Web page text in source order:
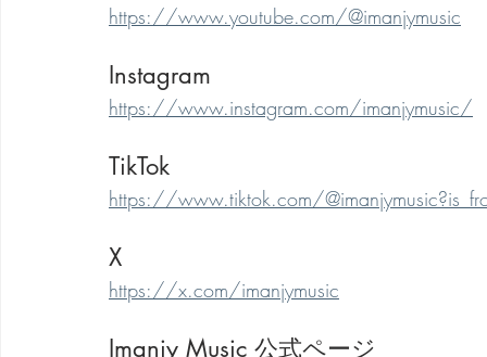
https://www.youtube.com/@imanjymusic
Instagram
https://www.instagram.com/imanjymusic/
TikTok
https://www.tiktok.com/
X
https://x.com/imanjymusic
Imanjy Music 公式ページ